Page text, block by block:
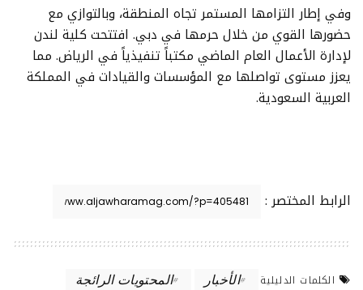
وفي إطار التزامها المستمر تجاه المنطقة، وبالتوازي مع
حضورها القوي من خلال حرمها في دبي. افتتحت كلية لندن
لإدارة الأعمال العام الماضي مكتباً تنفيذياً في الرياض. مما
يعزز مستوى تواصلها مع المؤسسات والقيادات في المملكة
العربية السعودية.
الرابط المختصر :
الكلمات الدليلية الأخبار
المحتويات الرائجة